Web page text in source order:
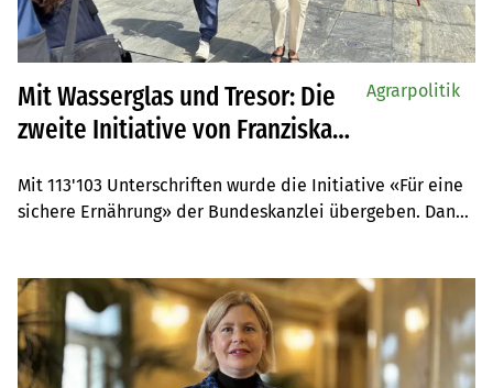
Mit Wasserglas und Tresor: Die
zweite Initiative von Franziska
Mit 113'103 Unterschriften wurde die Initiative «Für eine
sichere Ernährung» der Bundeskanzlei übergeben. Dank
steigen.
Agrarpolitik